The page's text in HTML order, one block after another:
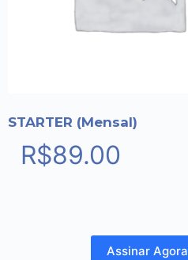
STARTER (Mensal)
R$89.00
Assinar Agora